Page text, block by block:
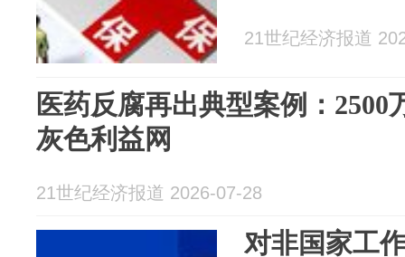
21世纪经济报道
医药反腐再出典型案例：2500
灰色利益网
21世纪经济报道 2026-07-28
对非国家工